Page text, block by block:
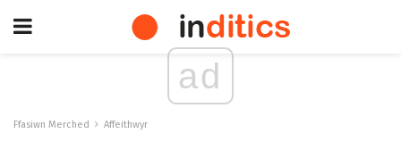
ad
Ffasiwn Merched Affeithwyr